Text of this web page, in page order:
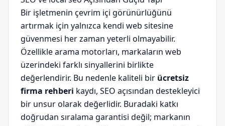
Bir işletmenin çevrim içi görünürlüğünü
artırmak için yalnızca kendi web sitesine
güvenmesi her zaman yeterli olmayabilir.
Özellikle arama motorları, markaların web
üzerindeki farklı sinyallerini birlikte
değerlendirir. Bu nedenle kaliteli bir ücretsiz
firma rehberi kaydı, SEO açısından destekleyici
bir unsur olarak değerlidir. Buradaki katkı
doğrudan sıralama garantisi değil; markanın